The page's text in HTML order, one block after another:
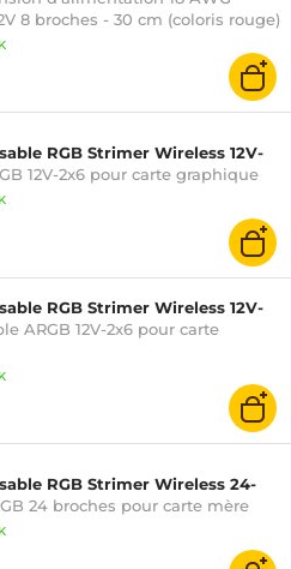
8 broches - 30 cm (coloris rouge)
RGB Strimer Wireless 12V-
12V-2x6 pour carte graphique
RGB Strimer Wireless 12V-
ARGB 12V-2x6 pour carte
RGB Strimer Wireless 24-
24 broches pour carte mère